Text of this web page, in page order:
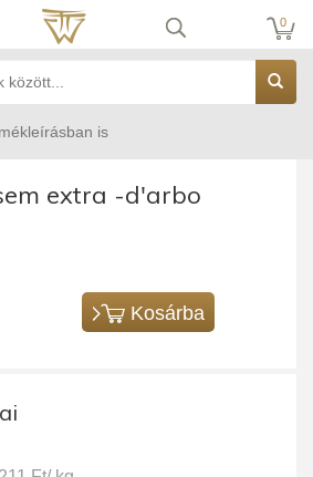
0
is
extra -d'arbo
Kosárba